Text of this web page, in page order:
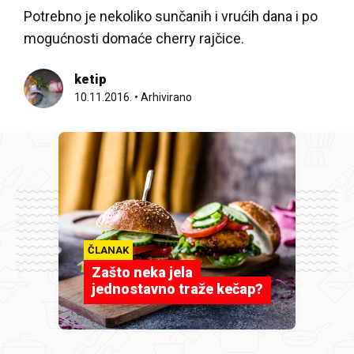
Potrebno je nekoliko sunčanih i vrućih dana i po
mogućnosti domaće cherry rajčice.
ketip
10.11.2016. • Arhivirano
ČLANAK
Zašto neka jela
jednostavno traže kečap?